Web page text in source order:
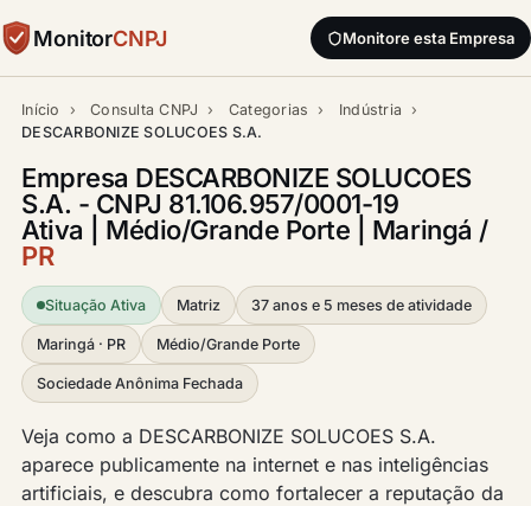
MonitorCNPJ Monitore esta Empresa
Início › Consulta CNPJ › Categorias › Indústria ›
DESCARBONIZE SOLUCOES S.A.
Empresa DESCARBONIZE SOLUCOES
S.A. - CNPJ 81.106.957/0001-19
Ativa | Médio/Grande Porte | Maringá /
PR
Situação Ativa Matriz 37 anos e 5 meses de atividade
Maringá · PR Médio/Grande Porte
Sociedade Anônima Fechada
Veja como a DESCARBONIZE SOLUCOES S.A.
aparece publicamente na internet e nas inteligências
artificiais, e descubra como fortalecer a reputação da